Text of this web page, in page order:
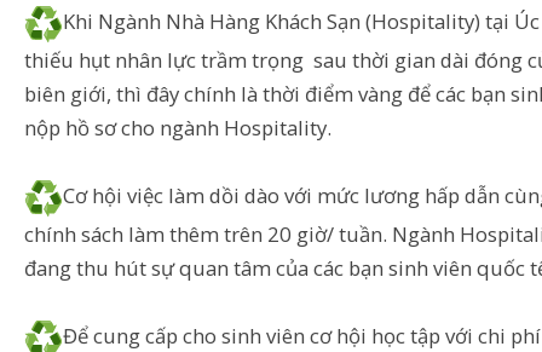
Khi Ngành Nhà Hàng Khách Sạn (Hospitality) tại
thiếu hụt nhân lực trầm trọng sau thời gian dài đóng
biên giới, thì đây chính là thời điểm vàng để các bạn
nộp hồ sơ cho ngành Hospitality.
Cơ hội việc làm dồi dào với mức lương hấp dẫn
chính sách làm thêm trên 20 giờ/ tuần. Ngành
đang thu hút sự quan tâm của các bạn sinh viên quốc
Để cung cấp cho sinh viên cơ hội học tập với chi